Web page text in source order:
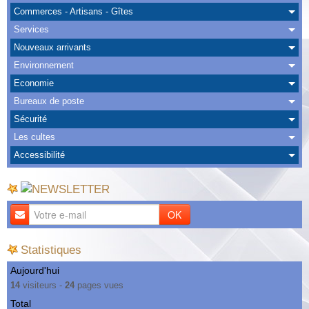
Albums
Nous Contacter
Commerces - Artisans - Gîtes
Services
Nouveaux arrivants
Environnement
Economie
Bureaux de poste
Sécurité
Les cultes
Accessibilité
OK
Statistiques
Aujourd'hui
14 visiteurs - 24 pages vues
Total